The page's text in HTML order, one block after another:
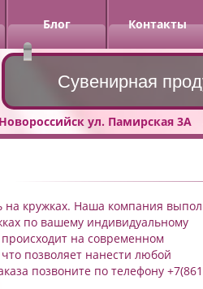
Блог Контакты
Сувенирная
ул. Памирская 3А
на кружках. Наша компания
по вашему индивидуальному
происходит на современном
позволяет нанести любой
позвоните по телефону